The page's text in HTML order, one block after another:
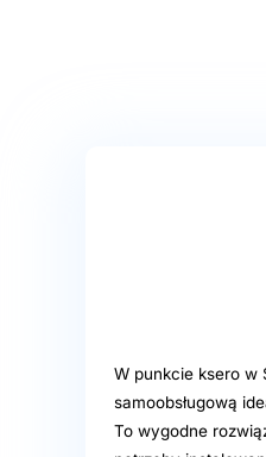
W punkcie ksero w
samoobsługową
To wygodne